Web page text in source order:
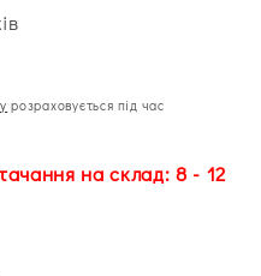
розраховується під час
на склад: 8 - 12